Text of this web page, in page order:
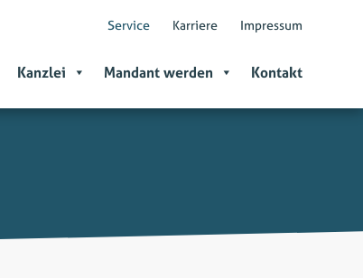
Service Karriere Impressum
Kanzlei Mandant werden Kontakt